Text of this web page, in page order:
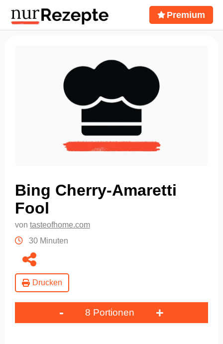
Premium
Bing Cherry-Amaretti
Fool
von tasteofhome.com
30 Minuten
Drucken
- 8 Portionen +